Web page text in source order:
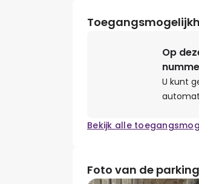
Op
U kunt
Bekijk alle
Foto van de parking